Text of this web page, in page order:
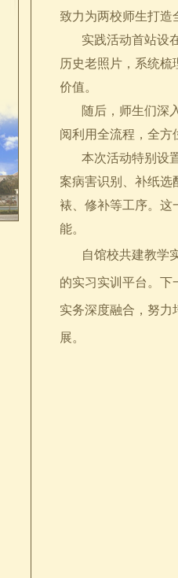
致力为两校师生打造
实践活动首站设在
历史老照片，系统梳
价值。
随后，师生们深入
阅利用全流程，全方
本次活动特别设置
案病害识别、补纸选
裱、修补等工序。这
能。
自馆校共建教学实
的实习实训平台。下
实务深度融合，努力
展。